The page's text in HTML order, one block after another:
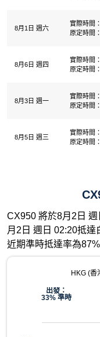
8月1日 週六
實際時間
原定時間
8月6日 週四
實際時間
原定時間
8月3日 週一
實際時間
原定時間
8月5日 週三
實際時間
原定時間
CX950 將於8月2日
月2日 週日 02:20抵達
近期準時抵達率為
HKG (香
出發：
33% 準時